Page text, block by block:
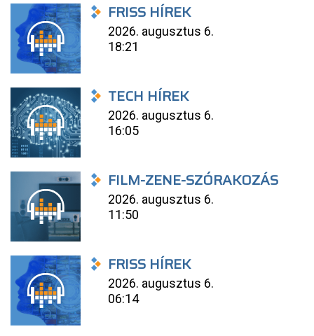
FRISS HÍREK
2026. augusztus 6.
18:21
TECH HÍREK
2026. augusztus 6.
16:05
FILM-ZENE-SZÓRAKOZÁS
2026. augusztus 6.
11:50
FRISS HÍREK
2026. augusztus 6.
06:14